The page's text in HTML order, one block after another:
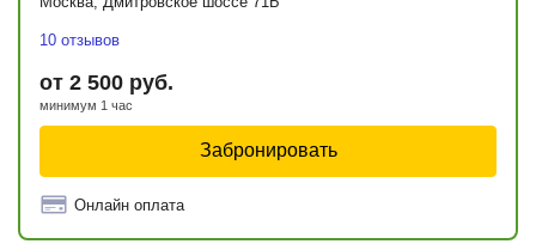
10 отзывов
от 2 500 руб.
минимум 1 час
Забронировать
Онлайн оплата